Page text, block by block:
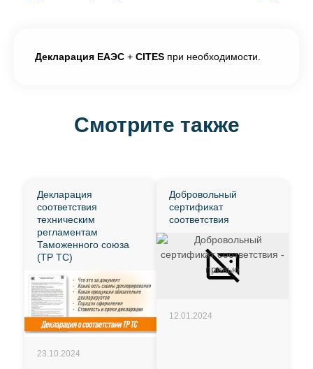
Декларация ЕАЭС + CITES при необходимости.
Смотрите также
Декларация
соответствия
техническим
регламентам
Таможенного союза
(ТР ТС)
23.10.2024
Добровольный
сертификат
соответствия
12.01.2024